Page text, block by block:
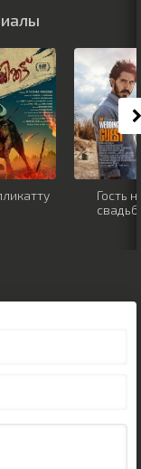
Гость